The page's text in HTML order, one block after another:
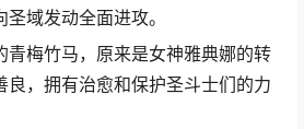
域发动全面进攻。
青梅竹马，原来是女神雅典娜的转
良，拥有治愈和保护圣斗士们的力